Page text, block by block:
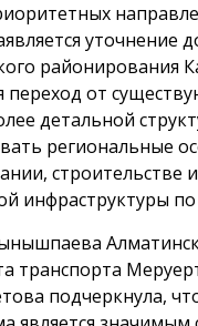
уточнение
районирования
переход от
детальной
региональные
строительстве
инфраструктуры по
транспорта
подчеркнула,